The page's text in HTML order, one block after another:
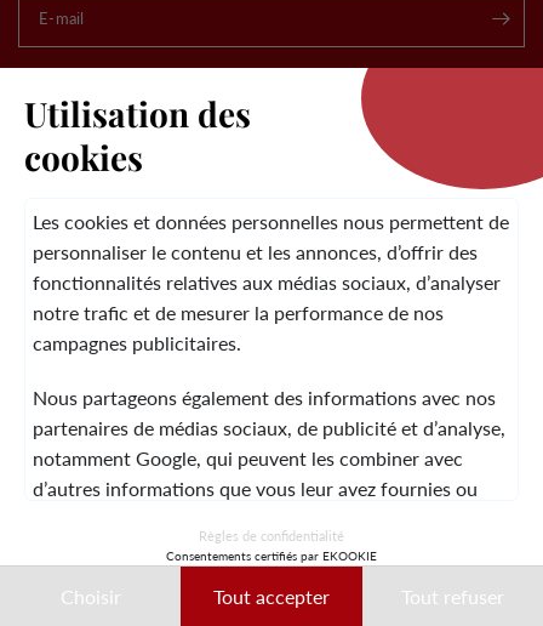
E-mail
LA MARQUE
SERVICE CLIENT
© 2026 Laura Vita
DESIGNED BY LOBSTTER
MENTIONS LÉGALESCGVCONTACT
Utilisation des
cookies
Les cookies et données personnelles nous permettent de
personnaliser le contenu et les annonces, d’offrir des
fonctionnalités relatives aux médias sociaux, d’analyser
notre trafic et de mesurer la performance de nos
campagnes publicitaires.
Nous partageons également des informations avec nos
partenaires de médias sociaux, de publicité et d’analyse,
notamment Google, qui peuvent les combiner avec
d’autres informations que vous leur avez fournies ou
Ces données peuvent notamment être utilisées à des
Règles de confidentialité
Consentements certifiés par EKOOKIE
Choisir Tout accepter Tout refuser